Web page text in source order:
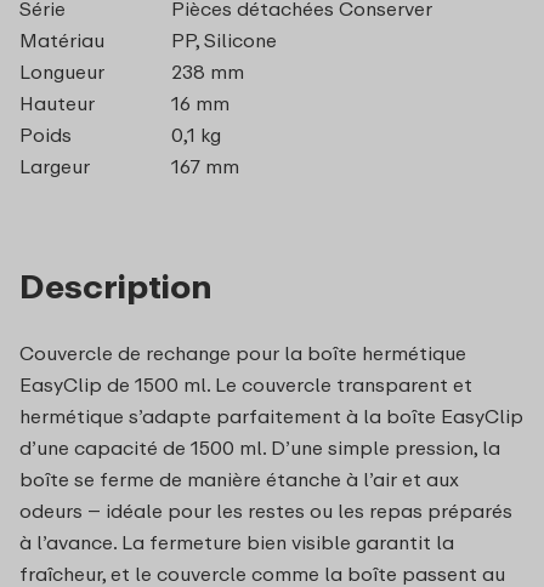
Description
Couvercle de rechange pour la boîte hermétique
EasyClip de 1500 ml. Le couvercle transparent et
hermétique s’adapte parfaitement à la boîte EasyClip
d’une capacité de 1500 ml. D’une simple pression, la
boîte se ferme de manière étanche à l’air et aux
odeurs – idéale pour les restes ou les repas préparés
à l’avance. La fermeture bien visible garantit la
fraîcheur, et le couvercle comme la boîte passent au
Série
Pièces détachées Conserver
Matériau
PP, Silicone
Longueur
238 mm
Hauteur
16 mm
Poids
0,1 kg
Largeur
167 mm